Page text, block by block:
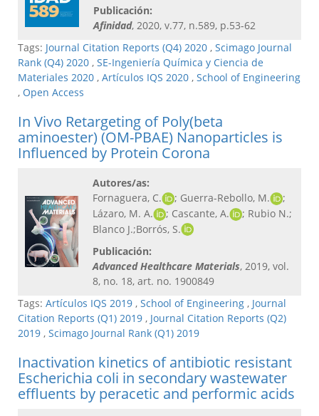
Publicación:
Afinidad, 2020, v.77, n.589, p.53-62
Tags: Journal Citation Reports (Q4) 2020 , Scimago Journal
Rank (Q4) 2020 , SE-Ingeniería Química y Ciencia de
Materiales 2020 , Artículos IQS 2020 , School of Engineering
, Open Access
In Vivo Retargeting of Poly(beta
aminoester) (OM-PBAE) Nanoparticles is
Influenced by Protein Corona
Autores/as:
Fornaguera, C.
; Guerra-Rebollo, M.
;
Lázaro, M. A.
; Cascante, A.
; Rubio N.;
Blanco J.;Borrós, S.
Publicación:
Advanced Healthcare Materials​, 2019, vol.
8, no. 18, art. no. 1900849
Tags: Artículos IQS 2019 , School of Engineering , Journal
Citation Reports (Q1) 2019 , Journal Citation Reports (Q2)
2019 , Scimago Journal Rank (Q1) 2019
Inactivation kinetics of antibiotic resistant
Escherichia coli in secondary wastewater
effluents by peracetic and performic acids